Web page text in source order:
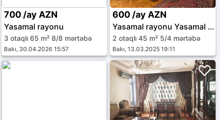
700 /ay AZN
Yasamal rayonu
3 otaqlı 65 m² 8/8 mərtəbə
Bakı, 30.04.2026 15:57
600 /ay AZN
Yasamal rayonu Yasamal qəs.
2 otaqlı 45 m² 5/4 mərtəbə
Bakı, 13.03.2025 19:11